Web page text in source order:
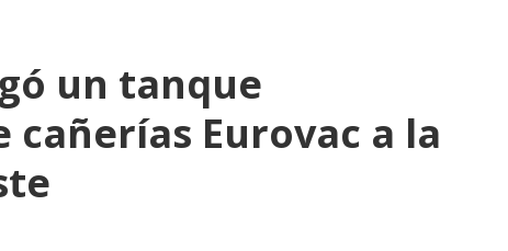
un tanque
Eurovac a la